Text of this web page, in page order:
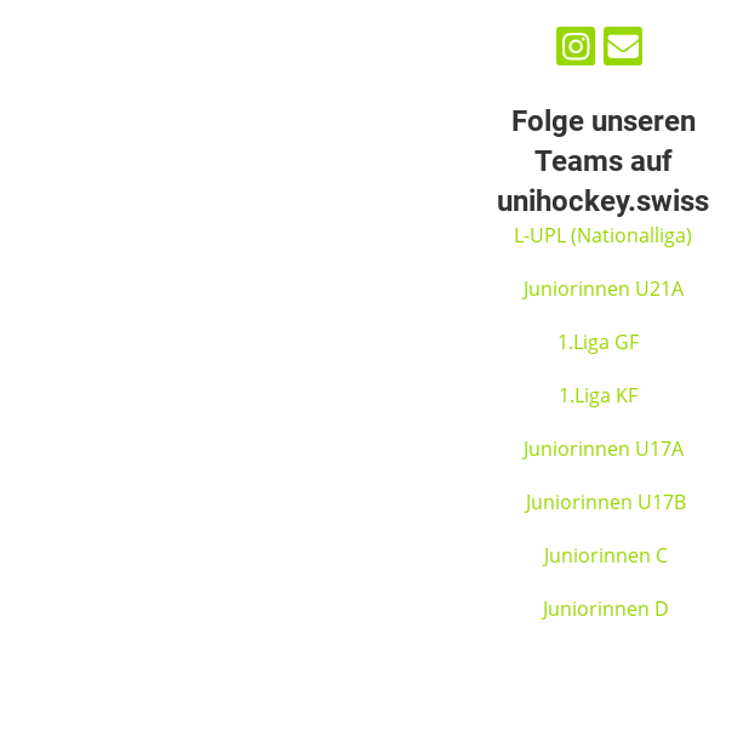
Folge unseren
Teams auf
unihockey.swiss
L-UPL (Nationalliga)
Juniorinnen U21A
1.Liga GF
1.Liga KF
Juniorinnen U17A
Juniorinnen U17B
Juniorinnen C
Juniorinnen D